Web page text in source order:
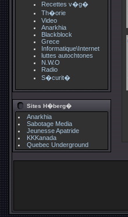
Recettes v�g�
Th�orie
Video
Anarkhia
Blackblock
Grece
Informatique\Internet
luttes autochtones
N.W.O
Radio
S�curit�
Sites H�berg�
Anarkhia
Sabotage Media
Jeunesse Apatride
KKKanada
Quebec Underground